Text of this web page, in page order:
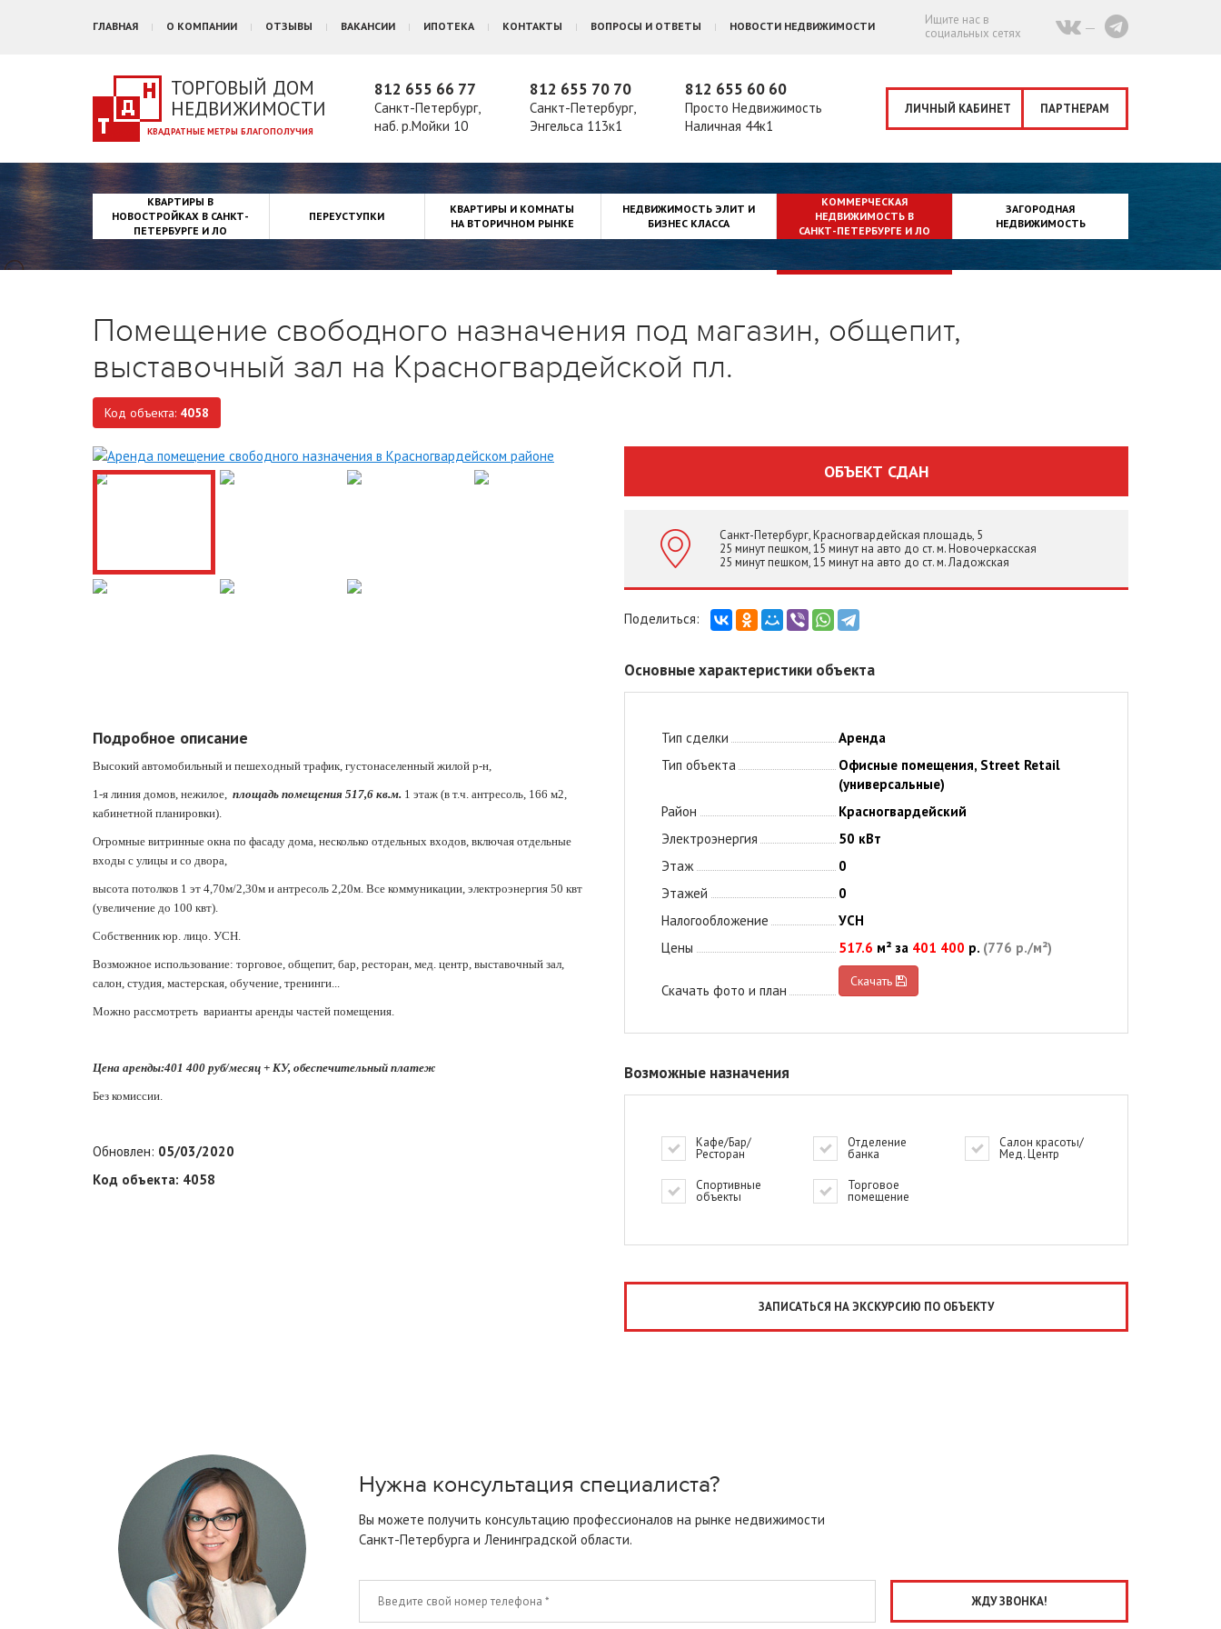
ГЛАВНАЯ О КОМПАНИИ ОТЗЫВЫ ВАКАНСИИ ИПОТЕКА КОНТАКТЫ ВОПРОСЫ И ОТВЕТЫ НОВОСТИ НЕДВИЖИМОСТИ
Ищите нас в
социальных сетях
ТОРГОВЫЙ ДОМ
НЕДВИЖИМОСТИ
812 655 66 77
Санкт-Петербург,
наб. р.Мойки 10
812 655 70 70
Санкт-Петербург,
Энгельса 113к1
812 655 60 60
Просто Недвижимость
Наличная 44к1
ЛИЧНЫЙ КАБИНЕТ ПАРТНЕРАМ
КВАРТИРЫ В
НОВОСТРОЙКАХ В САНКТ-
ПЕТЕРБУРГЕ И ЛО
ПЕРЕУСТУПКИ
КВАРТИРЫ И КОМНАТЫ
НА ВТОРИЧНОМ РЫНКЕ
НЕДВИЖИМОСТЬ ЭЛИТ И
БИЗНЕС КЛАССА
КОММЕРЧЕСКАЯ
НЕДВИЖИМОСТЬ В
САНКТ-ПЕТЕРБУРГЕ И ЛО
ЗАГОРОДНАЯ
НЕДВИЖИМОСТЬ
Помещение свободного назначения под магазин, общепит,
выставочный зал на Красногвардейской пл.
Код объекта: 4058
ОБЪЕКТ СДАН
Подробное описание
Высокий автомобильный и пешеходный трафик, густонаселенный жилой р-н,
1-я линия домов, нежилое, площадь помещения 517,6 кв.м. 1 этаж (в т.ч. антресоль, 166 м2,
кабинетной планировки).
Огромные витринные окна по фасаду дома, несколько отдельных входов, включая отдельные
входы с улицы и со двора,
высота потолков 1 эт 4,70м/2,30м и антресоль 2,20м. Все коммуникации, электроэнергия 50 квт
(увеличение до 100 квт).
Собственник юр. лицо. УСН.
Возможное использование: торговое, общепит, бар, ресторан, мед. центр, выставочный зал,
салон, студия, мастерская, обучение, тренинги...
Можно рассмотреть варианты аренды частей помещения.
Цена аренды:401 400 руб/месяц + КУ, обеспечительный платеж
Без комиссии.
Обновлен: 05/03/2020
Код объекта: 4058
Санкт-Петербург, Красногвардейская площадь, 5
25 минут пешком, 15 минут на авто до ст. м. Новочеркасская
25 минут пешком, 15 минут на авто до ст. м. Ладожская
Основные характеристики объекта
Тип сделки
Аренда
Тип объекта
Офисные помещения, Street Retail
(универсальные)
Район
Красногвардейский
Электроэнергия
50 кВт
Этаж
0
Этажей
0
Налогообложение
УСН
Цены
517.6 м² за 401 400 р. (776 р./м²)
Скачать фото и план
Скачать
Возможные назначения
Кафе/Бар/
Ресторан
Отделение
банка
Салон красоты/
Мед. Центр
Спортивные
объекты
Торговое
помещение
ЗАПИСАТЬСЯ НА ЭКСКУРСИЮ ПО ОБЪЕКТУ
Нужна консультация специалиста?
Вы можете получить консультацию профессионалов на рынке недвижимости
Санкт-Петербургаи Ленинградской области.